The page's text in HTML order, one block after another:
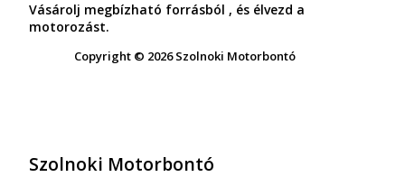
Vásárolj megbízható forrásból , és élvezd a
motorozást.
Copyright © 2026 Szolnoki Motorbontó
Szolnoki Motorbontó